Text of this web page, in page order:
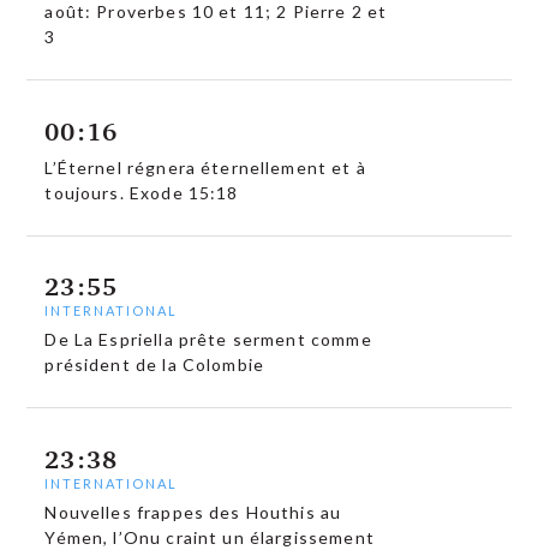
août: Proverbes 10 et 11; 2 Pierre 2 et
3
00:16
L’Éternel régnera éternellement et à
toujours. Exode 15:18
23:55
INTERNATIONAL
De La Espriella prête serment comme
président de la Colombie
23:38
INTERNATIONAL
Nouvelles frappes des Houthis au
Yémen, l’Onu craint un élargissement